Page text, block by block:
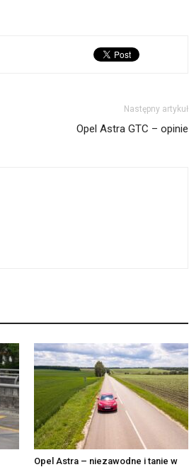
Następny artykuł
Opel Astra GTC – opinie
Opel Astra – niezawodne i tanie w